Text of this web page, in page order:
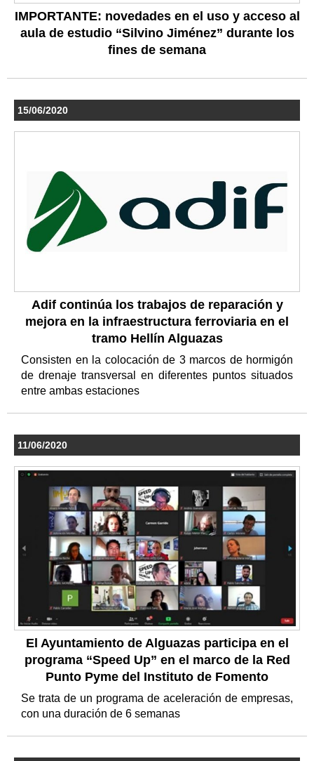
IMPORTANTE: novedades en el uso y acceso al
aula de estudio “Silvino Jiménez” durante los
fines de semana
15/06/2020
Adif continúa los trabajos de reparación y
mejora en la infraestructura ferroviaria en el
tramo Hellín Alguazas
Consisten en la colocación de 3 marcos de hormigón
de drenaje transversal en diferentes puntos situados
entre ambas estaciones
11/06/2020
El Ayuntamiento de Alguazas participa en el
programa “Speed Up” en el marco de la Red
Punto Pyme del Instituto de Fomento
Se trata de un programa de aceleración de empresas,
con una duración de 6 semanas